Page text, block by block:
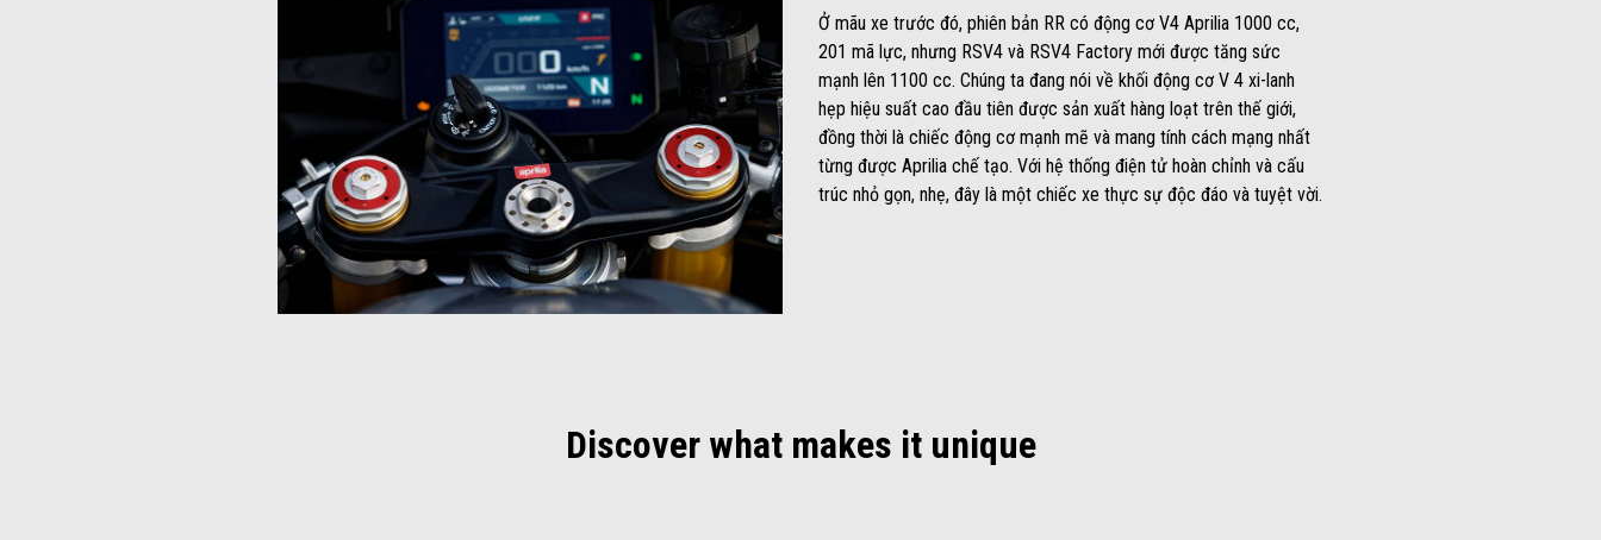
Ở mãu xe trước đó, phiên bản RR có động cơ V4 Aprilia 1000 cc,
201 mã lực, nhưng RSV4 và RSV4 Factory mới được tăng sức
mạnh lên 1100 cc. Chúng ta đang nói về khối động cơ V 4 xi-lanh
hẹp hiệu suất cao đầu tiên được sản xuất hàng loạt trên thế giới,
đồng thời là chiếc động cơ mạnh mẽ và mang tính cách mạng nhất
từng được Aprilia chế tạo. Với hệ thống điện tử hoàn chỉnh và cấu
trúc nhỏ gọn, nhẹ, đây là một chiếc xe thực sự độc đáo và tuyệt vời.
Discover what makes it unique